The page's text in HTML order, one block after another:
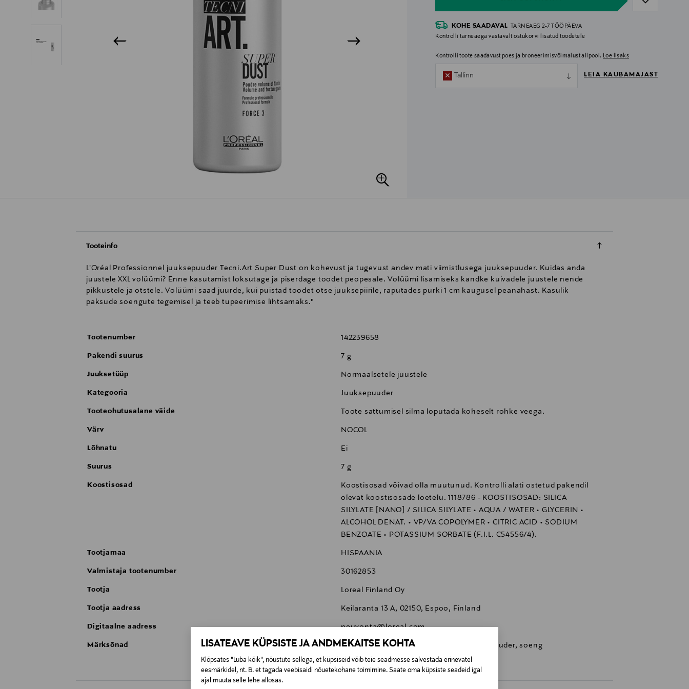
LISATEAVE KÜPSISTE JA ANDMEKAITSE KOHTA
Klõpsates "Luba kõik", nõustute sellega, et küpsiseid võib teie seadmesse salvestada erinevatel
eesmärkidel, nt. B. et tagada veebisaidi nõuetekohane toimimine. Saate oma küpsiste seadeid igal
ajal muuta selle lehe allosas.
KOHE SAADAVAL TARNEAEG 2-7 TÖÖPÄEVA
Kontrolli tarneaega vastavalt ostukorvi lisatud toodetele
Kontrolli toote saadavust poes ja broneerimisvõimalust allpool. Loe lisaks
Tallinn LEIA KAUBAMAJAST
Tooteinfo
L'Oréal Professionnel juuksepuuder Tecni.Art Super Dust on kohevust ja tugevust andev mati viimistlusega juuksepuuder. Kuidas anda
juustele XXL volüümi? Enne kasutamist loksutage ja piserdage toodet peopesale. Volüümi lisamiseks kandke kuivadele juustele nende
pikkustele ja otstele. Volüümi saad juurde, kui puistad toodet otse juuksepiirile, raputades purki 1 cm kaugusel peanahast. Kasulik
paksude soengute tegemisel ja teeb tupeerimise lihtsamaks."
Tootenumber 142239658
Pakendi suurus 7 g
Juuksetüüp Normaalsetele juustele
Kategooria Juuksepuuder
Tooteohutusalane väide Toote sattumisel silma loputada koheselt rohke veega.
Värv NOCOL
Lõhnatu Ei
Suurus 7 g
Koostisosad
Koostisosad võivad olla muutunud. Kontrolli alati ostetud pakendil
olevat koostisosade loetelu. 1118786 - KOOSTISOSAD: SILICA
SILYLATE [NANO] / SILICA SILYLATE • AQUA / WATER • GLYCERIN •
ALCOHOL DENAT. • VP/VA COPOLYMER • CITRIC ACID • SODIUM
BENZOATE • POTASSIUM SORBATE (F.I.L. C54556/4).
Tootjamaa HISPAANIA
Valmistaja tootenumber 30162853
Tootja Loreal Finland Oy
Tootja aadress Keilaranta 13 A, 02150, Espoo, Finland
Digitaalne aadress neuvonta@loreal.com
Märksõnad L'Oréal Professionnel, Tecni.ART, juuksepuuder, soeng